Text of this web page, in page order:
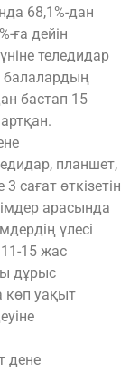
68,1%-дан
ға дейін
теледидар
балалардың
бастап 15
планшет,
сағат өткізетін
арасында
үлесі
15 жас
дұрыс
көп уақыт
дене